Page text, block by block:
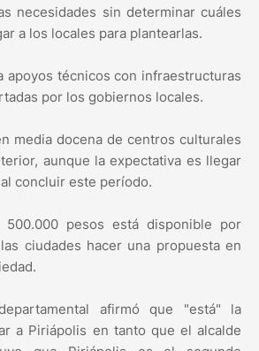
necesidades sin determinar cuáles
a los locales para plantearlas.
apoyos técnicos con infraestructuras
por los gobiernos locales.
media docena de centros culturales
aunque la expectativa es llegar
concluir este período.
pesos está disponible por
ciudades hacer una propuesta en
afirmó que "está" la
a Piriápolis en tanto que el alcalde